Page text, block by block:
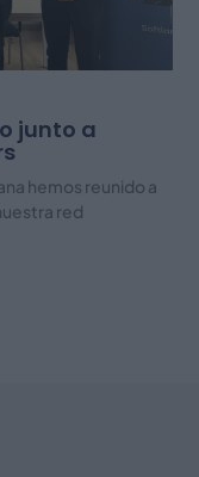
junto a
hemos reunido a
red